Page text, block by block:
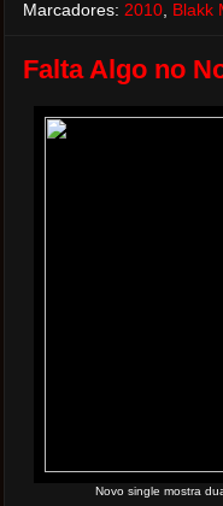
Marcadores: 2010, Blakk
Falta Algo no
Novo single mostra